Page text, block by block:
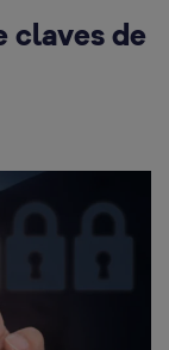
claves de